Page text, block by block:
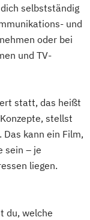
selbstständig
und
oder bei
und TV-
statt, das heißt
stellst
kann ein Film,
sein – je
liegen.
du, welche